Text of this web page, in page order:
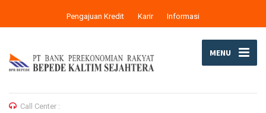
Pengajuan Kredit Karir Informasi
MENU
Call Center :